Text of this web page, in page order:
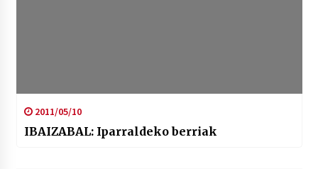
2011/05/10
IBAIZABAL: Iparraldeko berriak